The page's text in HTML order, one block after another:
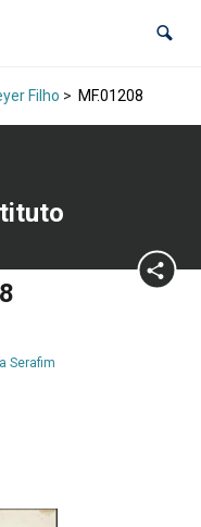
Filho > MF.01208
Serafim